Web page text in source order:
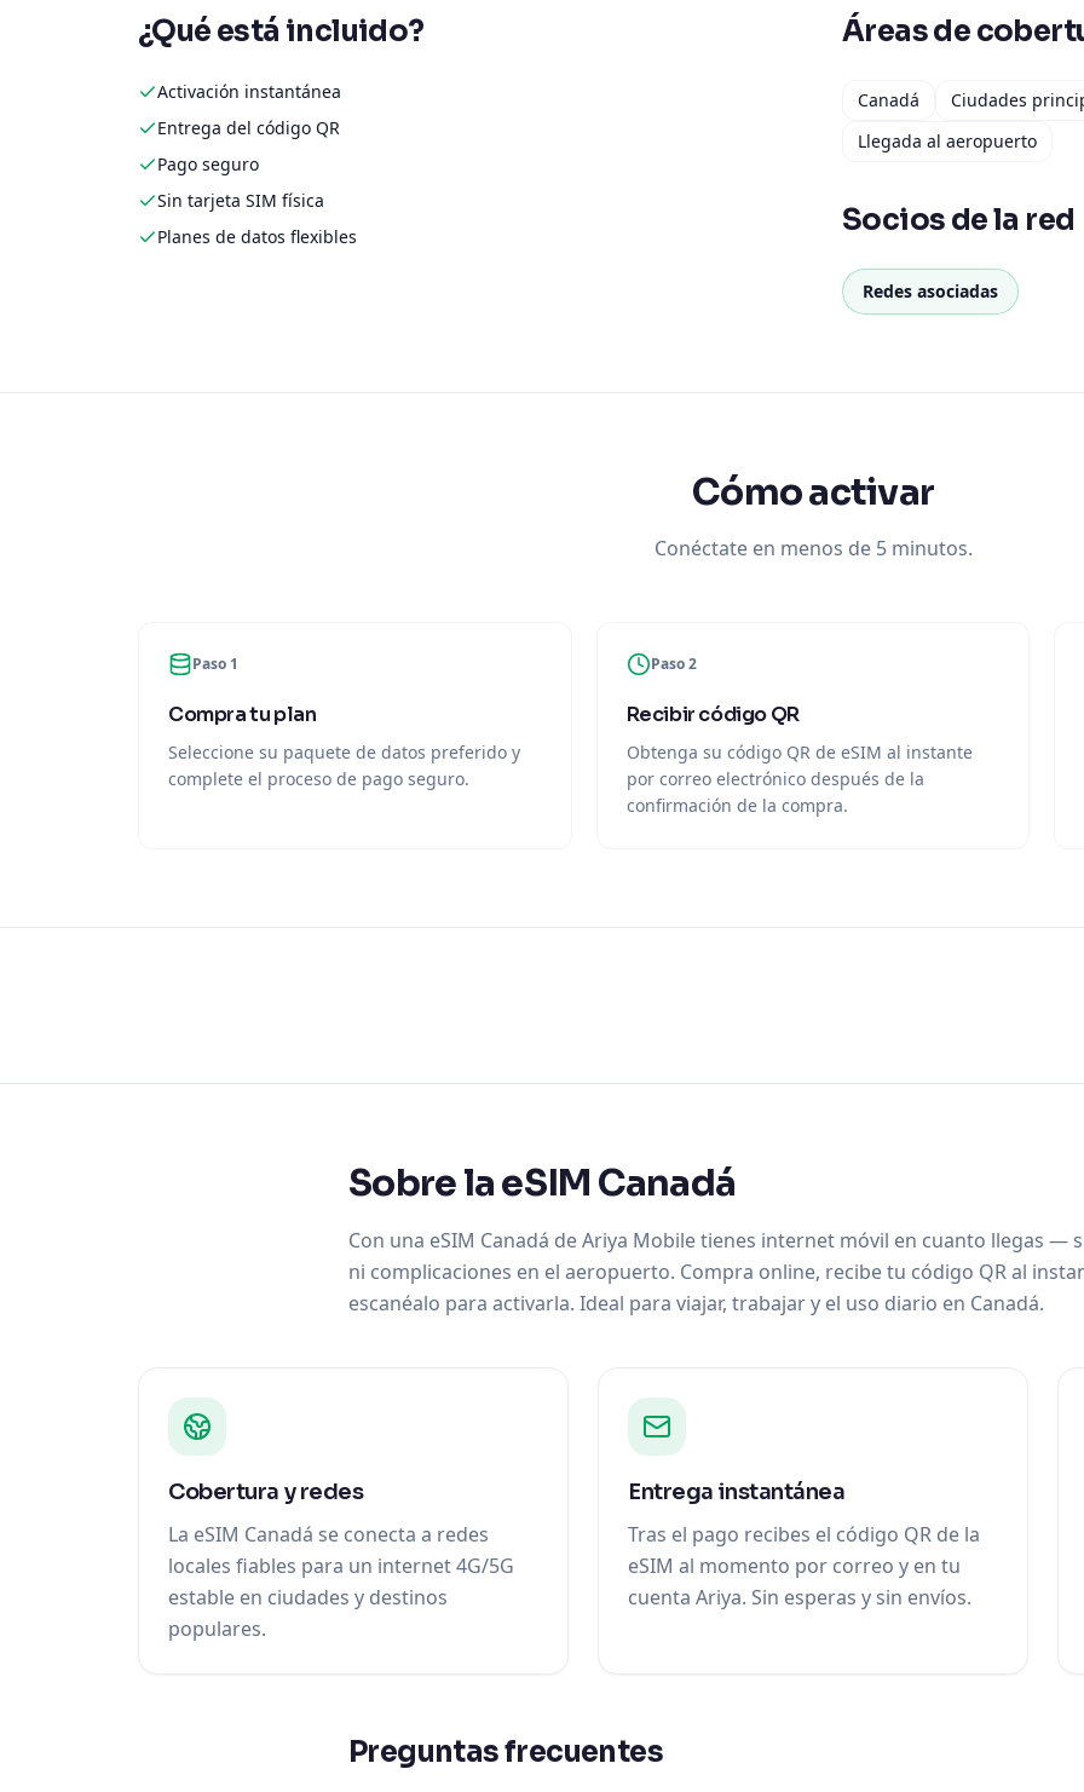
¿Qué está incluido?
Activación instantánea
Entrega del código QR
Pago seguro
Sin tarjeta SIM física
Planes de datos flexibles
Áreas de
Canadá Ciudades
Llegada al aeropuerto
Socios de la red
Redes asociadas
Cómo activar
Conéctate en menos de 5 minutos.
Paso 1
Compra tu plan
Seleccione su paquete de datos preferido y
complete el proceso de pago seguro.
Paso 2
Recibir código QR
Obtenga su código QR de eSIM al instante
por correo electrónico después de la
confirmación de la compra.
Sobre la eSIM Canadá
Con una eSIM Canadá de Ariya Mobile tienes internet móvil en cuanto llegas —
ni complicaciones en el aeropuerto. Compra online, recibe tu código QR al
escanéalo para activarla. Ideal para viajar, trabajar y el uso diario en Canadá.
Cobertura y redes
La eSIM Canadá se conecta a redes
locales fiables para un internet 4G/5G
estable en ciudades y destinos
populares.
Entrega instantánea
Tras el pago recibes el código QR de la
eSIM al momento por correo y en tu
cuenta Ariya. Sin esperas y sin envíos.
Preguntas frecuentes